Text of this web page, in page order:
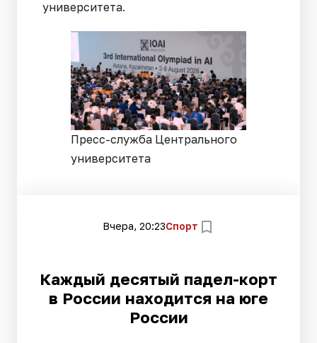
университета.
Пресс-служба Центрального
университета
Вчера, 20:23Спорт
Каждый десятый падел-корт
в России находится на юге
России